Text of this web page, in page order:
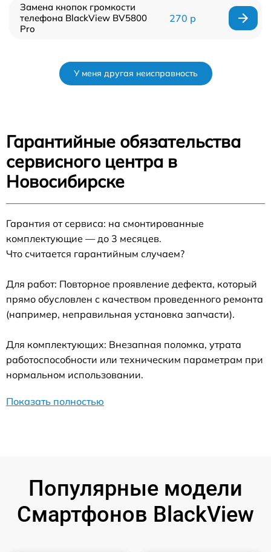
Замена кнопок громкости
телефона BlackView BV5800
Pro
270 р
У меня другая неисправность
Гарантийные обязательства
сервисного центра в
Новосибирске
Гарантия от сервиса: на смонтированные
комплектующие — до 3 месяцев.
Что считается гарантийным случаем?
Для работ: Повторное проявление дефекта, который
прямо обусловлен с качеством проведенного ремонта
(например, неправильная установка запчасти).
Для комплектующих: Внезапная поломка, утрата
работоспособности или техническим параметрам при
нормальном использовании.
Показать полностью
Популярные модели
Смартфонов BlackView